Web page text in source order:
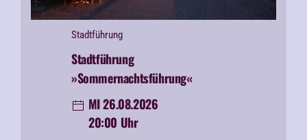
Stadtführung
Stadtführung
»Sommernachtsführung«
MI 26.08.2026
20:00 Uhr